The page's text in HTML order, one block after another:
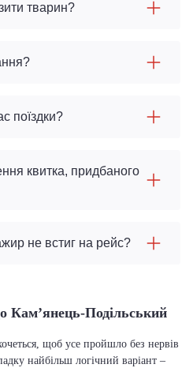
тварин?
поїздки?
квитка, придбаного
не встиг на рейс?
Кам’янець-Подільський
щоб усе пройшло без нервів
найбільш логічний варіант –